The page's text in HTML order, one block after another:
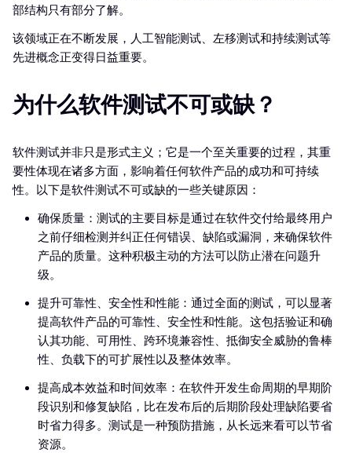
部结构只有部分了解。
该领域正在不断发展，人工智能测试、左移测试和持续测试等
先进概念正变得日益重要。
为什么软件测试不可或缺？
软件测试并非只是形式主义；它是一个至关重要的过程，其重
要性体现在诸多方面，影响着任何软件产品的成功和可持续
性。以下是软件测试不可或缺的一些关键原因：
确保质量：测试的主要目标是通过在软件交付给最终用户
之前仔细检测并纠正任何错误、缺陷或漏洞，来确保软件
产品的质量。这种积极主动的方法可以防止潜在问题升
级。
提升可靠性、安全性和性能：通过全面的测试，可以显著
提高软件产品的可靠性、安全性和性能。这包括验证和确
认其功能、可用性、跨环境兼容性、抵御安全威胁的鲁棒
性、负载下的可扩展性以及整体效率。
提高成本效益和时间效率：在软件开发生命周期的早期阶
段识别和修复缺陷，比在发布后的后期阶段处理缺陷要省
时省力得多。测试是一种预防措施，从长远来看可以节省
资源。